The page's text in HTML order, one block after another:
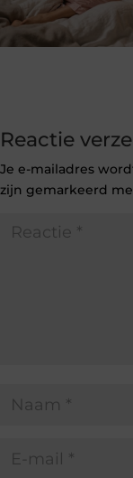
Reactie
Je e-mailadres
zijn gemarkeerd